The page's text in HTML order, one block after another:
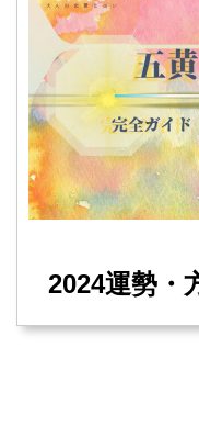
2024運勢・